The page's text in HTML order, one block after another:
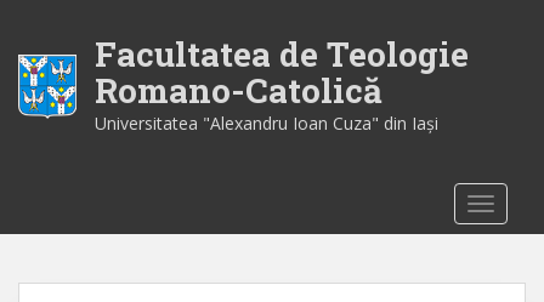
i
Facultatea de Teologie
Romano-Catolică
Universitatea "Alexandru Ioan Cuza" din Iaşi